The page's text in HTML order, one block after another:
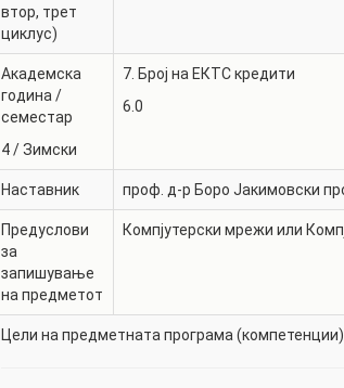
втор, трет
циклус)
Академска
година /
семестар
4/Зимски
7. Број на ЕКТС кредити
6.0
Наставник проф. д-р Боро Јакимовски
Предуслови
за
запишување
на предметот
Компјутерски мрежи или
Цели на предметната програма